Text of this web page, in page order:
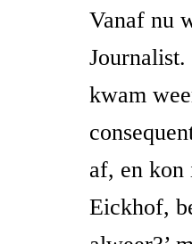
Vanaf nu
kwam
af, en kon
Eickhof,